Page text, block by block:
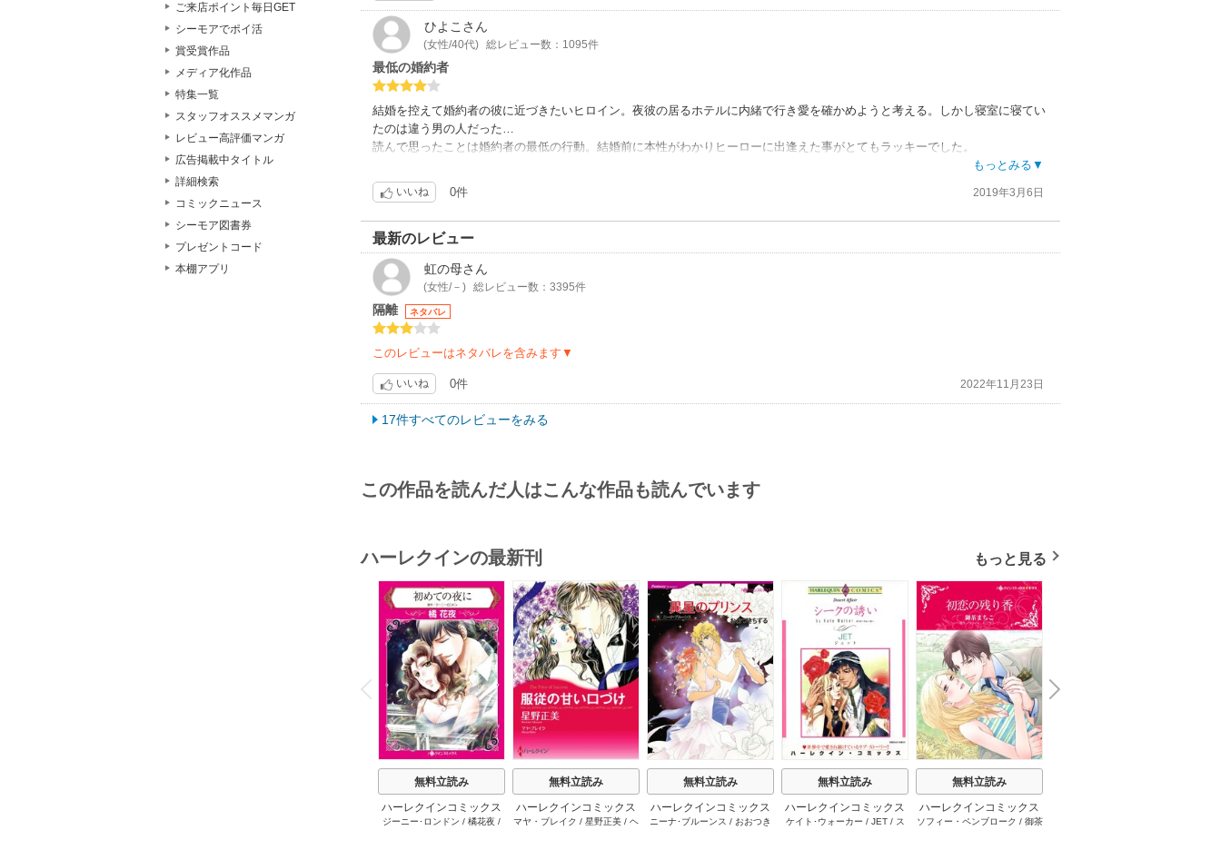
ご来店ポイント毎日GET
シーモアでポイ活
賞受賞作品
メディア化作品
特集一覧
スタッフオススメマンガ
レビュー高評価マンガ
広告掲載中タイトル
詳細検索
コミックニュース
シーモア図書券
プレゼントコード
本棚アプリ
脇役のホテルの総支配人マニーもいい味を出していて良かったです。
重い錨は断ち切れば、素敵なハッピーエンドになるってことですね。
ひよこ さん
(女性/40代) 総レビュー数：1095件
最低の婚約者
結婚を控えて婚約者の彼に近づきたいヒロイン。夜彼の居るホテルに内緒で行き愛を確かめようと考える。しかし寝室に寝てい
たのは違う男の人だった…
読んで思ったことは婚約者の最低の行動。結婚前に本性がわかりヒーローに出逢えた事がとてもラッキーでした。
もっとみる▼
いいね 0件 2019年3月6日
最新のレビュー
虹の母さん
(女性/－) 総レビュー数：3395件
隔離 ネタバレ
このレビューはネタバレを含みます▼
いいね 0件 2022年11月23日
17件すべてのレビューをみる
この作品を読んだ人はこんな作品も読んでいます
ハーレクインの最新刊 もっと見る
P
r
e
i
o
u
s
無料立読み
ハーレクインコミックス
セット 2026年 vol.1064
ジーニー･ロンドン / 橘花夜 /
無料立読み
ハーレクインコミックス
セット 2026年 vol.1002
マヤ・ブレイク / 星野正美 / ヘ
無料立読み
ハーレクインコミックス
セット 2026年 vol.1063
ニーナ･ブルーンス / おおつき
無料立読み
ハーレクインコミックス
セット 2026年 vol.1001
ケイト･ウォーカー / JET/ ス
無料立読み
ハーレクインコミックス
セット 2026年 vol.1062
ソフィー・ペンブローク / 御茶
N
e
x
t